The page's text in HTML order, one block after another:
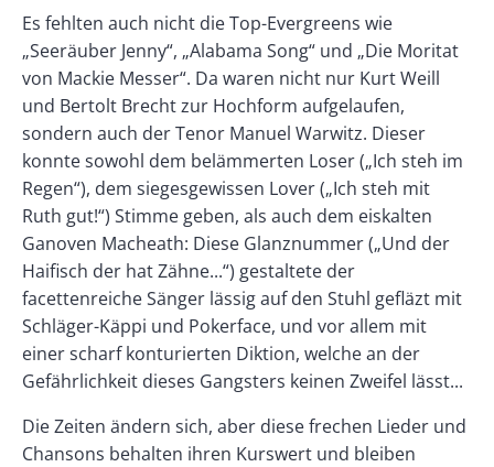
Es fehlten auch nicht die Top-Evergreens wie
„Seeräuber Jenny“, „Alabama Song“ und „Die Moritat
von Mackie Messer“. Da waren nicht nur Kurt Weill
und Bertolt Brecht zur Hochform aufgelaufen,
sondern auch der Tenor Manuel Warwitz. Dieser
konnte sowohl dem belämmerten Loser („Ich steh im
Regen“), dem siegesgewissen Lover („Ich steh mit
Ruth gut!“) Stimme geben, als auch dem eiskalten
Ganoven Macheath: Diese Glanznummer („Und der
Haifisch der hat Zähne...“) gestaltete der
facettenreiche Sänger lässig auf den Stuhl gefläzt mit
Schläger-Käppi und Pokerface, und vor allem mit
einer scharf konturierten Diktion, welche an der
Gefährlichkeit dieses Gangsters keinen Zweifel lässt...
Die Zeiten ändern sich, aber diese frechen Lieder und
Chansons behalten ihren Kurswert und bleiben